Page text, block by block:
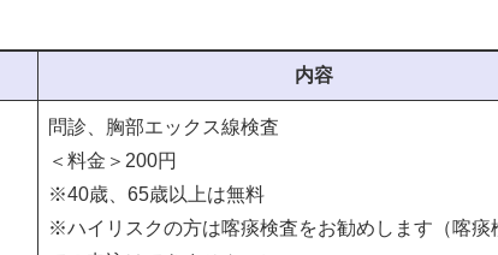
内容
問診、胸部エックス線検査
＜料金＞200円
※40歳、65歳以上は無料
※ハイリスクの方は喀痰検査をお勧めします（喀痰